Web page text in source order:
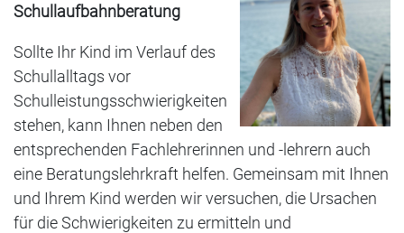
Schullaufbahnberatung
Sollte Ihr Kind im Verlauf des
Schullalltags vor
Schulleistungsschwierigkeiten
stehen, kann Ihnen neben den
entsprechenden Fachlehrerinnen und -lehrern auch
eine Beratungslehrkraft helfen. Gemeinsam mit Ihnen
und Ihrem Kind werden wir versuchen, die Ursachen
für die Schwierigkeiten zu ermitteln und